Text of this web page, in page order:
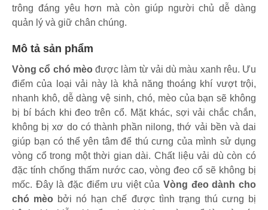
trông đáng yêu hơn mà còn giúp người chủ dễ dàng
quản lý và giữ chân chúng.
Mô tả sản phẩm
Vòng cổ chó mèođược làm từ vải dù màu xanh rêu. Ưu
điểm của loại vải này là khả năng thoáng khí vượt trội,
nhanh khô, dễ dàng vệ sinh, chó, mèo của bạn sẽ không
bị bí bách khi đeo trên cổ. Mặt khác, sợi vải chắc chắn,
không bị xơ do có thành phần nilong, thớ vải bền và dai
giúp bạn có thể yên tâm để thú cưng của mình sử dụng
vòng cổ trong một thời gian dài. Chất liệu vải dù còn có
đặc tính chống thấm nước cao, vòng đeo cổ sẽ không bị
mốc. Đây là đặc điểm ưu việt củaVòng đeo dành cho
chó mèo bởi nó hạn chế được tình trạng thú cưng bị